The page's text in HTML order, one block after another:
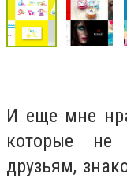
И еще мне
которые не
друзьям,